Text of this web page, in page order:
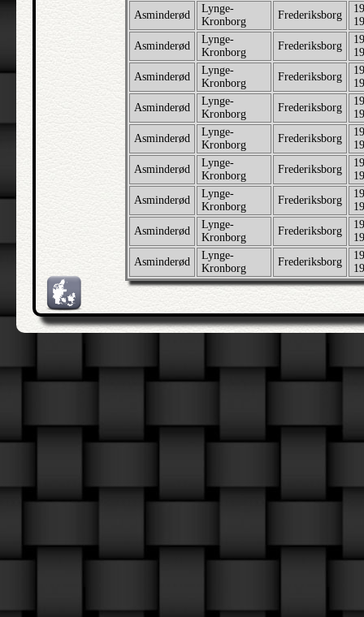
Asminderød
Lynge-
Kronborg
Frederiksborg
Asminderød
Lynge-
Kronborg
Frederiksborg
Asminderød
Lynge-
Kronborg
Frederiksborg
Asminderød
Lynge-
Kronborg
Frederiksborg
Asminderød
Lynge-
Kronborg
Frederiksborg
Asminderød
Lynge-
Kronborg
Frederiksborg
Asminderød
Lynge-
Kronborg
Frederiksborg
Asminderød
Lynge-
Kronborg
Frederiksborg
Asminderød
Lynge-
Kronborg
Frederiksborg